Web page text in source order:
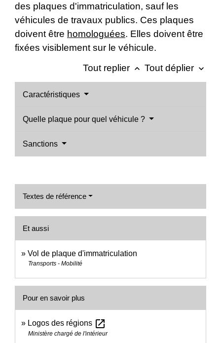
des plaques d'immatriculation, sauf les
véhicules de travaux publics. Ces plaques
doivent être homologuées. Elles doivent être
fixées visiblement sur le véhicule.
Tout replier keyboard_arrow_up Tout déplier keyboard_arrow_down
Caractéristiques
Quelle plaque pour quel véhicule ?
Sanctions
Textes de référence
Et aussi
Vol de plaque d'immatriculation
Transports - Mobilité
Pour en savoir plus
Logos des régions open_in_new
Ministère chargé de l'intérieur